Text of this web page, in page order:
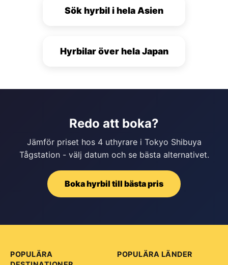
Sök hyrbil i hela Asien
Hyrbilar över hela Japan
Redo att boka?
Jämför priset hos 4 uthyrare i Tokyo Shibuya
Tågstation - välj datum och se bästa alternativet.
Boka hyrbil till bästa pris
POPULÄRA
POPULÄRA LÄNDER